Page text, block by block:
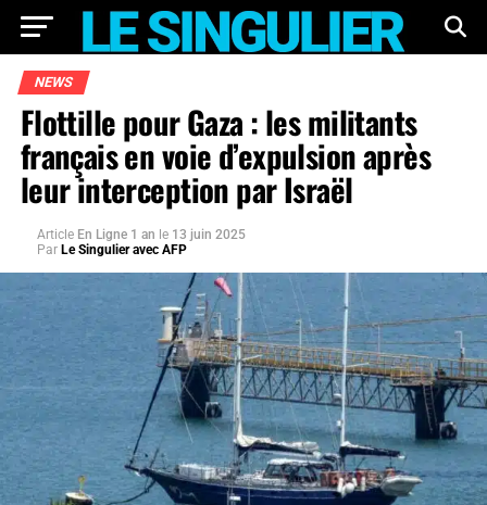
NEWS
Flottille pour Gaza : les militants
français en voie d’expulsion après
leur interception par Israël
Article En Ligne 1 an le 13 juin 2025
Par Le Singulier avec AFP